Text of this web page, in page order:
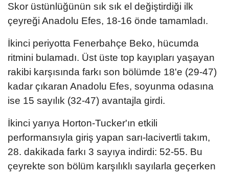
Skor üstünlüğünün sık sık el değiştirdiği ilk
çeyreği Anadolu Efes, 18-16 önde tamamladı.
İkinci periyotta Fenerbahçe Beko, hücumda
ritmini bulamadı. Üst üste top kayıpları yaşayan
rakibi karşısında farkı son bölümde 18'e (29-47)
kadar çıkaran Anadolu Efes, soyunma odasına
ise 15 sayılık (32-47) avantajla girdi.
İkinci yarıya Horton-Tucker'ın etkili
performansıyla giriş yapan sarı-lacivertli takım,
28. dakikada farkı 3 sayıya indirdi: 52-55. Bu
çeyrekte son bölüm karşılıklı sayılarla geçerken